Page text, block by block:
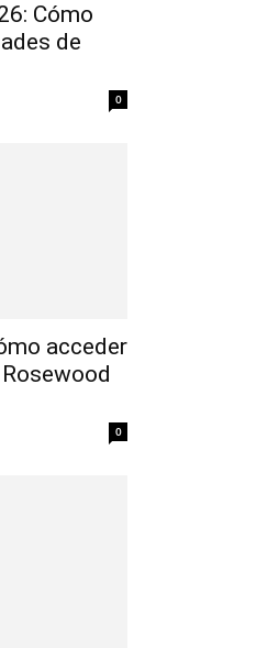
Cómo
de
0
acceder
0